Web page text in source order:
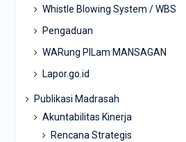
Whistle Blowing System / WBS
Pengaduan
WARung PILam MANSAGAN
Lapor.go.id
Publikasi Madrasah
Akuntabilitas Kinerja
Rencana Strategis